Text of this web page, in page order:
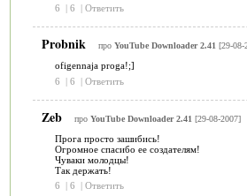
6
| 6 | Ответить
Probnik про YouTube Downloader 2.41 [29-08-
ofigennaja proga!;]
6
| 6 | Ответить
Zeb про YouTube Downloader 2.41 [29-08-2007]
Прога просто зашибись!
Огромное спасибо ее создателям!
Чуваки молодцы!
Так держать!
6
| 6 | Ответить